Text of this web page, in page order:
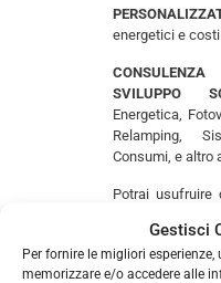
Gestisci
Per fornire le migliori
memorizzare e/o accedere alle
energetici e
SVILUPPO
Energetica,
Relamping,
Consumi, e altro
Potrai usufruire
abitazione.
E se sei un